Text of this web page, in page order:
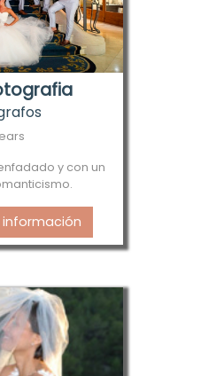
y con un